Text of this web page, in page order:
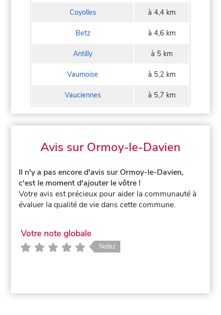
Coyolles à 4,4 km
Betz à 4,6 km
Antilly à 5 km
Vaumoise à 5,2 km
Vauciennes à 5,7 km
Avis sur Ormoy-le-Davien
Il n'y a pas encore d'avis sur Ormoy-le-Davien,
c'est le moment d'ajouter le vôtre !
Votre avis est précieux pour aider la communauté à
évaluer la qualité de vie dans cette commune.
Votre note globale
Notez